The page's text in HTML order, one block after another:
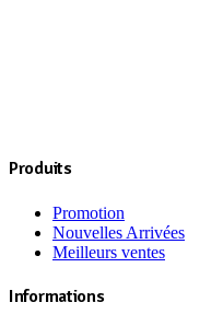
Produits
Promotion
Nouvelles Arrivées
Meilleurs ventes
Informations